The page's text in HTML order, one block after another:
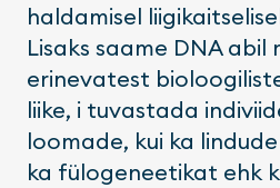
haldamisel
Lisaks saame DNA
erinevatest
liike, i tuvastada
loomade, kui ka
ka fülogeneetikat ehk